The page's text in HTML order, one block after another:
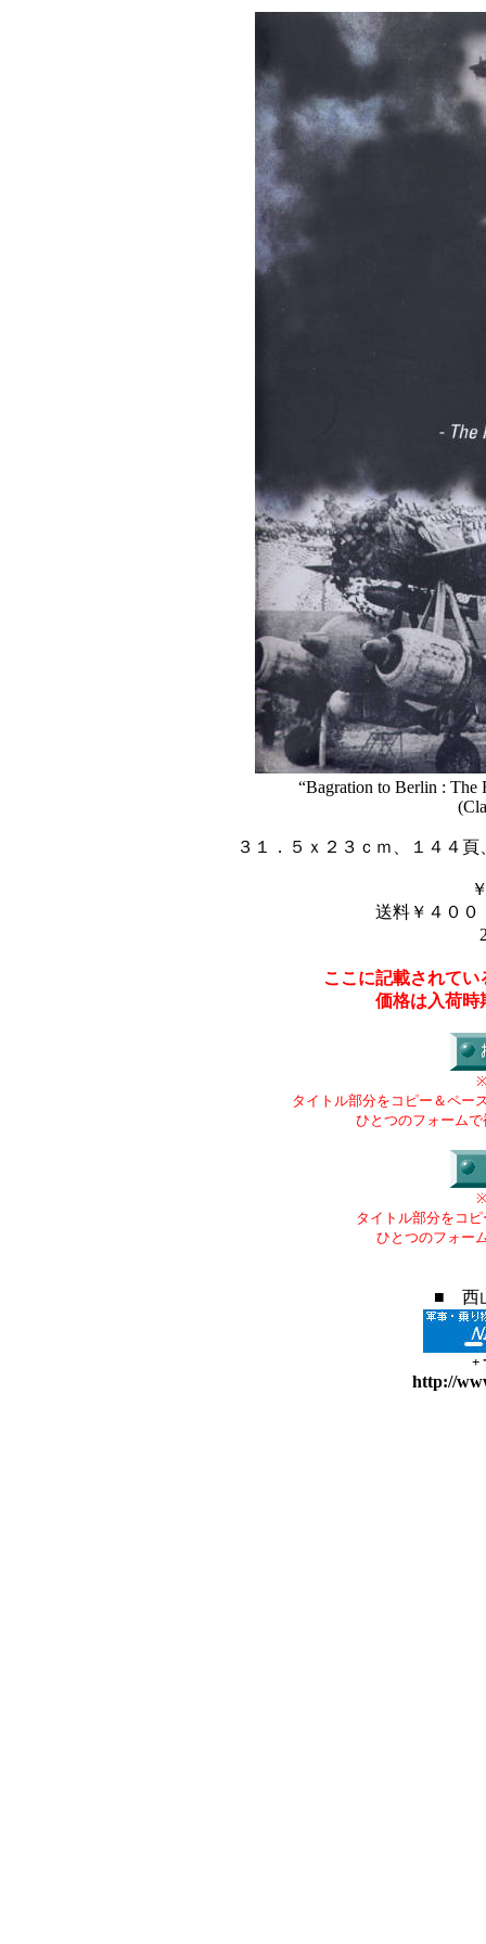
“Bagration to Berlin : The
３１．５ｘ２３ｃｍ、１４４
送料￥４００
ここに記載されて
価格は入荷時
タイトル部分をコピー＆ペー
ひとつのフォーム
タイトル部分をコ
ひとつのフォー
■ 西
+
http://